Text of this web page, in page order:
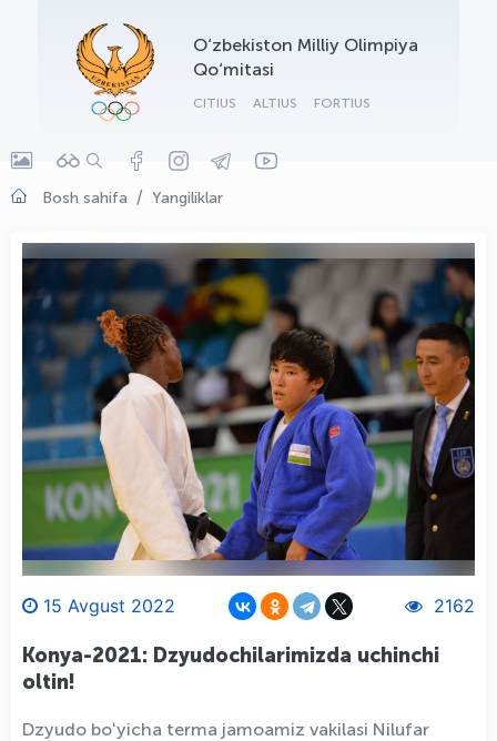
O‘zbekiston Milliy Olimpiya
Qo‘mitasi
CITIUS ALTIUS FORTIUS
Bosh sahifa Yangiliklar
15 Avgust 2022 2162
Konya-2021: Dzyudochilarimizda uchinchi
oltin!
Dzyudo boʻyicha terma jamoamiz vakilasi Nilufar
OLYMPCHIK AI - yordamchi
Onlayn · olympic.uz